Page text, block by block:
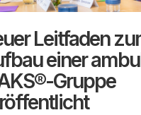
Leitfaden
einer
Gruppe